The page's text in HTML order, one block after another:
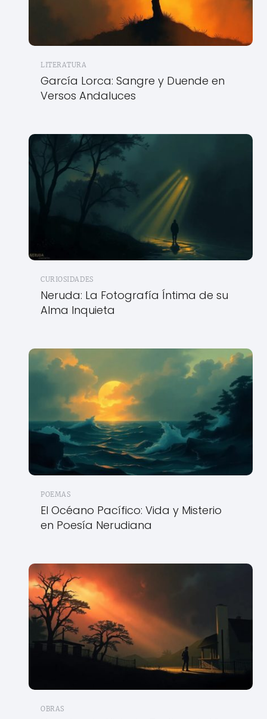
LITERATURA
García Lorca: Sangre y Duende en
Versos Andaluces
CURIOSIDADES
Neruda: La Fotografía Íntima de su
Alma Inquieta
POEMAS
El Océano Pacífico: Vida y Misterio
en Poesía Nerudiana
OBRAS